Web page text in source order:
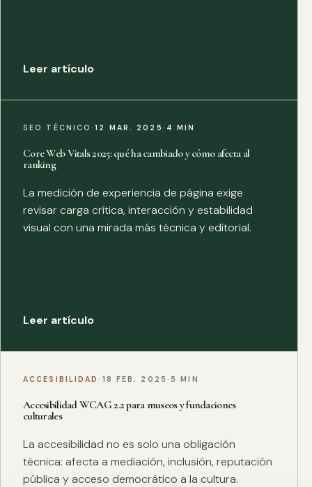
Leer artículo
SEO TÉCNICO·12 MAR. 2025 · 4 MIN
Core Web Vitals 2025: qué ha cambiado y cómo afecta al
ranking
La medición de experiencia de página exige
revisar carga crítica, interacción y estabilidad
visual con una mirada más técnica y editorial.
Leer artículo
ACCESIBILIDAD · 18 FEB. 2025 · 5 MIN
Accesibilidad WCAG 2.2 para museos y fundaciones
culturales
La accesibilidad no es solo una obligación
técnica: afecta a mediación, inclusión, reputación
pública y acceso democrático a la cultura.